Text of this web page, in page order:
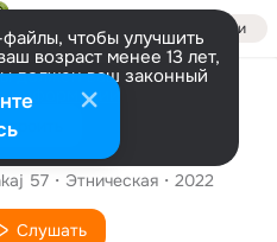
Войти
чтобы улучшить
возраст менее 13 лет,
должен ваш законный
информации
57 Этническая 2022
Слушать